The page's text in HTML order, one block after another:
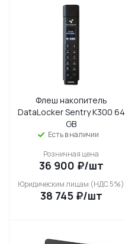
Флеш накопитель
DataLocker Sentry K300 64
GB
Есть в наличии
Розничная цена
36 900 ₽/шт
Юридическим лицам (НДС 5%)
38 745₽/шт